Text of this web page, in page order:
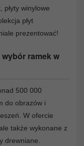
płyty winylowe
płyt
prezentować!
ramek w
500 000
do obrazów i
W ofercie
także wykonane z
drewniane.